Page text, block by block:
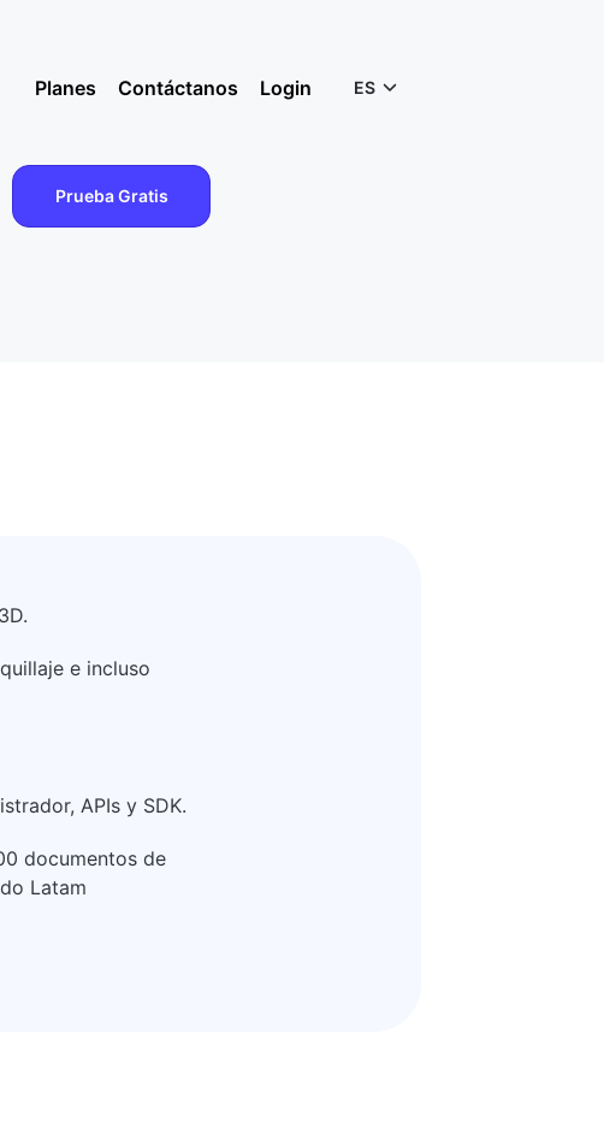
Planes Contáctanos Login ES
Prueba Gratis
e incluso
APIs y SDK.
documentos de
Latam